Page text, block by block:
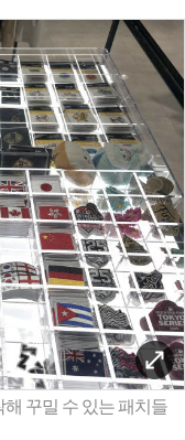
꾸밀 수 있는 패치들